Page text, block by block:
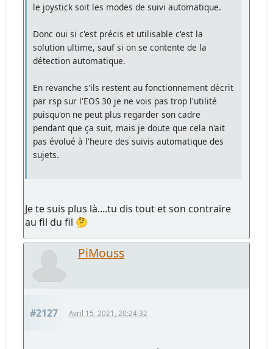
le joystick soit les modes de suivi automatique.
Donc oui si c'est précis et utilisable c'est la
solution ultime, sauf si on se contente de la
détection automatique.
En revanche s'ils restent au fonctionnement décrit
par rsp sur l'EOS 30 je ne vois pas trop l'utilité
puisqu'on ne peut plus regarder son cadre
pendant que ça suit, mais je doute que cela n'ait
pas évolué à l'heure des suivis automatique des
sujets.
Je te suis plus là....tu dis tout et son contraire
au fil du fil 🤔
PiMouss
#2127 Avril 15, 2021, 20:24:32